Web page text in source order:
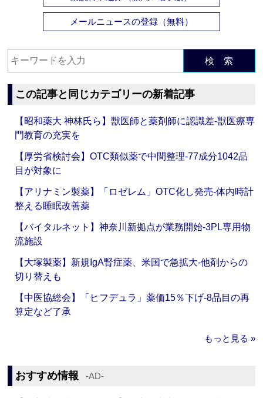
メールニュースの登録（無料）
検 索
この記事と同じカテゴリーの新着記事
【昭和薬大 神林氏ら】獣医師と薬剤師に認識差‐獣医療専
門教育の充実を
【厚労省検討会】OTC類似薬で中間整理‐77成分1042品
目が対象に
【アリナミン製薬】「ロゼレム」OTC化し発売‐体内時計
整える睡眠改善薬
【バイタルネット】神奈川新拠点が業務開始‐3PL専用物
流施設
【大塚製薬】新規IgA腎症薬、米国で急拡大‐他剤からの
切り替えも
【中医協総会】「ヒフデュラ」薬価15％下げ‐8品目の再
算定など了承
もっと見る »
おすすめ情報 ‐AD‐